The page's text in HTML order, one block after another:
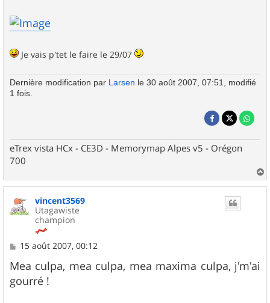
Je vais p'tet le faire le 29/07
Dernière modification par Larsen le 30 août 2007, 07:51, modifié
1 fois.
eTrex vista HCx - CE3D - Memorymap Alpes v5 - Orégon
700
a
vincent3569
Utagawiste
champion
M
s
s
a
15 août 2007, 00:12
Mea culpa, mea culpa, mea maxima culpa, j'm'ai
gourré !